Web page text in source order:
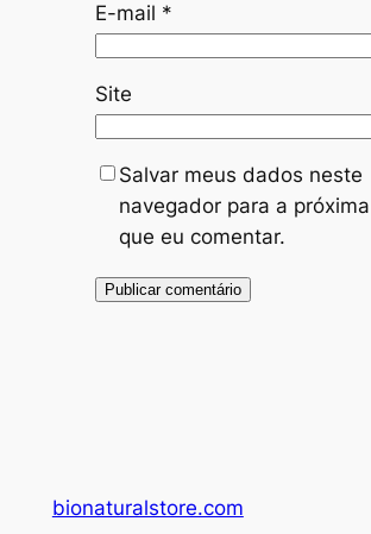
E-mail *
Site
Salvar meus dados neste
navegador para a
que eu comentar.
bionaturalstore.com